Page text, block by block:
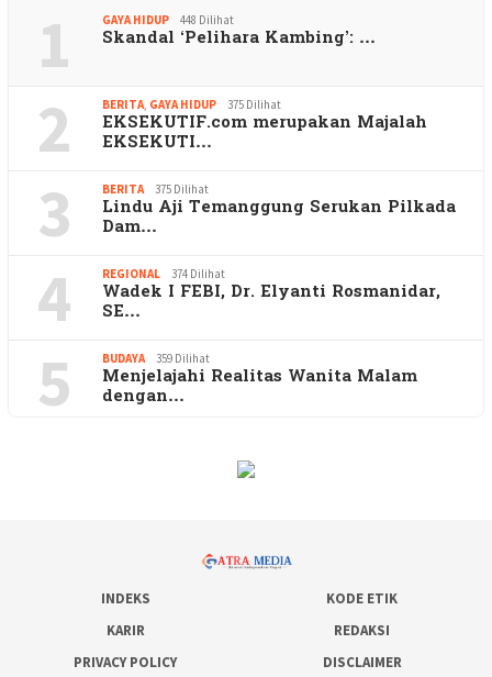
1 GAYA HIDUP 448 Dilihat
Skandal ‘Pelihara Kambing’: …
2 BERITA GAYA HIDUP 375 Dilihat
EKSEKUTIF.com merupakan Majalah
EKSEKUTI…
3 BERITA 375 Dilihat
Lindu Aji Temanggung Serukan Pilkada
Dam…
4 REGIONAL 374 Dilihat
Wadek I FEBI, Dr. Elyanti Rosmanidar,
SE…
5 BUDAYA 359 Dilihat
Menjelajahi Realitas Wanita Malam
dengan…
INDEKS
KODE ETIK
KARIR
REDAKSI
PRIVACY POLICY
DISCLAIMER